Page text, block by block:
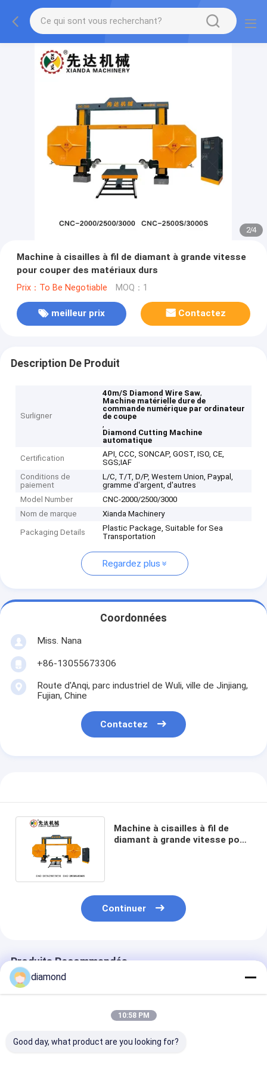
2/4
Machine à cisailles à fil de diamant à grande vitesse
pour couper des matériaux durs
Prix：To Be Negotiable MOQ：1
meilleur prix Contactez
Description De Produit
Surligner
40m/S Diamond Wire Saw,
Machine matérielle dure de
commande numérique par ordinateur
de coupe
,
Diamond Cutting Machine
automatique
Certification
API, CCC, SONCAP, GOST, ISO, CE,
SGS;IAF
Conditions de
paiement
L/C, T/T, D/P, Western Union, Paypal,
gramme d'argent, d'autres
Model Number
CNC-2000/2500/3000
Nom de marque
Xianda Machinery
Packaging Details
Plastic Package, Suitable for Sea
Transportation
Regardez plus
Coordonnées
Miss. Nana
+86-13055673306
Route d'Anqi, parc industriel de Wuli, ville de Jinjiang,
Fujian, Chine
Contactez
Machine à cisailles à fil de
diamant à grande vitesse pour
Continuer
Produits Recommandés
diamond
10:58 PM
Good day, what product are you looking for?